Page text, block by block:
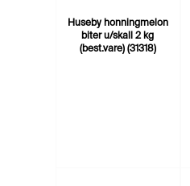
Huseby honningmelon
biter u/skall 2 kg
(best.vare) (31318)